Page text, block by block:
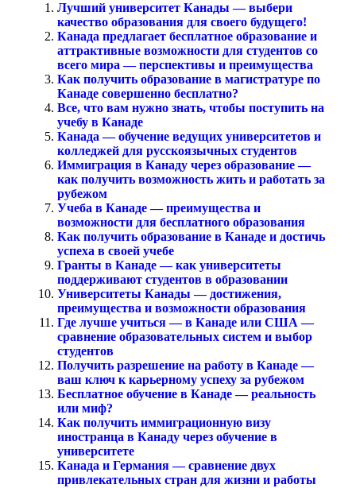
Лучший университет Канады — выбери
качество образования для своего будущего!
Канада предлагает бесплатное образование и
аттрактивные возможности для студентов со
всего мира — перспективы и преимущества
Как получить образование в магистратуре по
Канаде совершенно бесплатно?
Все, что вам нужно знать, чтобы поступить на
учебу в Канаде
Канада — обучение ведущих университетов и
колледжей для русскоязычных студентов
Иммиграция в Канаду через образование —
как получить возможность жить и работать за
рубежом
Учеба в Канаде — преимущества и
возможности для бесплатного образования
Как получить образование в Канаде и достичь
успеха в своей учебе
Гранты в Канаде — как университеты
поддерживают студентов в образовании
Университеты Канады — достижения,
преимущества и возможности образования
Где лучше учиться — в Канаде или США —
сравнение образовательных систем и выбор
студентов
Получить разрешение на работу в Канаде —
ваш ключ к карьерному успеху за рубежом
Бесплатное обучение в Канаде — реальность
или миф?
Как получить иммиграционную визу
иностранца в Канаду через обучение в
университете
Канада и Германия — сравнение двух
привлекательных стран для жизни и работы